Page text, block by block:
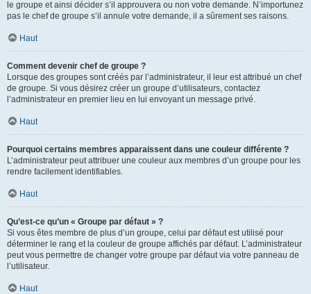
le groupe et ainsi décider s’il approuvera ou non votre demande. N’importunez
pas le chef de groupe s’il annule votre demande, il a sûrement ses raisons.
Haut
Comment devenir chef de groupe ?
Lorsque des groupes sont créés par l’administrateur, il leur est attribué un chef
de groupe. Si vous désirez créer un groupe d’utilisateurs, contactez
l’administrateur en premier lieu en lui envoyant un message privé.
Haut
Pourquoi certains membres apparaissent dans une couleur différente ?
L’administrateur peut attribuer une couleur aux membres d’un groupe pour les
rendre facilement identifiables.
Haut
Qu’est-ce qu’un « Groupe par défaut » ?
Si vous êtes membre de plus d’un groupe, celui par défaut est utilisé pour
déterminer le rang et la couleur de groupe affichés par défaut. L’administrateur
peut vous permettre de changer votre groupe par défaut via votre panneau de
l’utilisateur.
Haut